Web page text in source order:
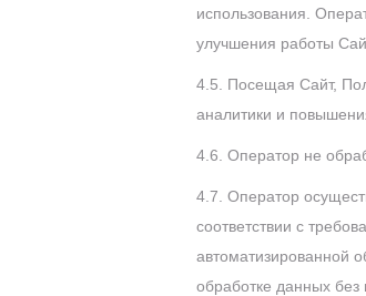
использования.
улучшения работы
4.5. Посещая Сайт,
аналитики и
4.6. Оператор не
4.7. Оператор
соответствии с
автоматизированной
обработке данных без